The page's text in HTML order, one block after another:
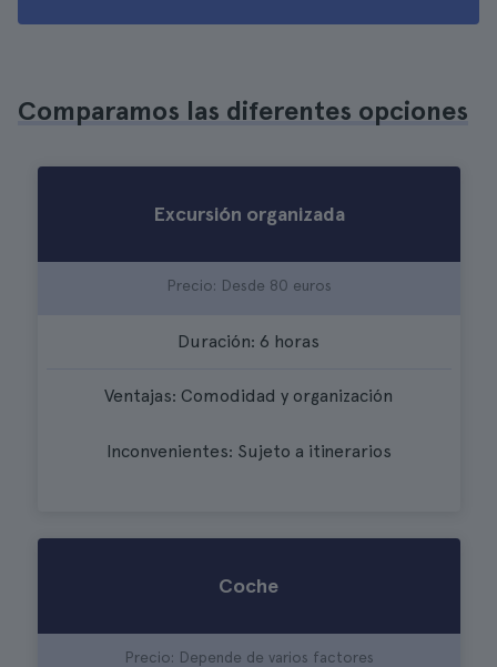
Comparamos las diferentes opciones
Excursión organizada
Precio: Desde 80 euros
Duración: 6 horas
Ventajas: Comodidad y organización
Inconvenientes: Sujeto a itinerarios
Coche
Precio: Depende de varios factores